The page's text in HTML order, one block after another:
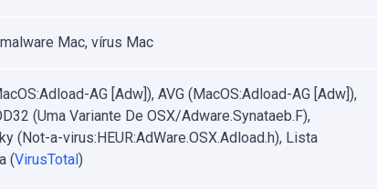
Mac, vírus Mac
AG [Adw]), AVG (MacOS:Adload-AG [Adw]),
(Uma Variante De OSX/Adware.Synataeb.F),
(Not-a-virus:HEUR:AdWare.OSX.Adload.h), Lista
(VirusTotal)